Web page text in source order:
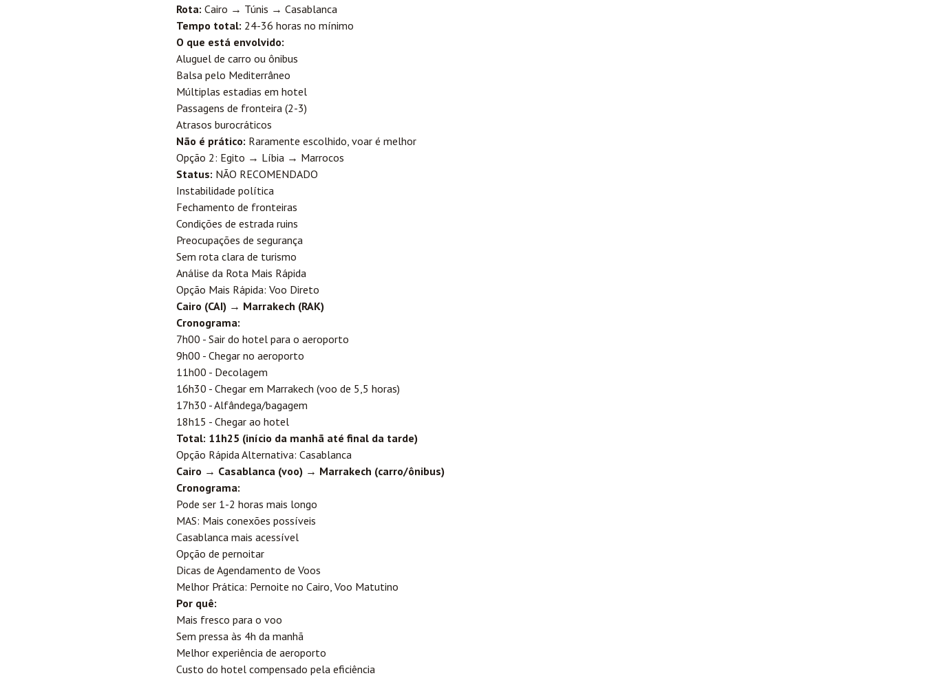
Rota: Cairo → Túnis → Casablanca
Tempo total: 24-36 horas no mínimo
O que está envolvido:
Aluguel de carro ou ônibus
Balsa pelo Mediterrâneo
Múltiplas estadias em hotel
Passagens de fronteira (2-3)
Atrasos burocráticos
Não é prático: Raramente escolhido, voar é melhor
Opção 2: Egito → Líbia → Marrocos
Status: NÃO RECOMENDADO
Instabilidade política
Fechamento de fronteiras
Condições de estrada ruins
Preocupações de segurança
Sem rota clara de turismo
Análise da Rota Mais Rápida
Opção Mais Rápida: Voo Direto
Cairo (CAI) → Marrakech (RAK)
Cronograma:
7h00 - Sair do hotel para o aeroporto
9h00 - Chegar no aeroporto
11h00 - Decolagem
16h30 - Chegar em Marrakech (voo de 5,5 horas)
17h30 - Alfândega/bagagem
18h15 - Chegar ao hotel
Total: 11h25 (início da manhã até final da tarde)
Opção Rápida Alternativa: Casablanca
Cairo → Casablanca (voo) → Marrakech (carro/ônibus)
Cronograma:
Pode ser 1-2 horas mais longo
MAS: Mais conexões possíveis
Casablanca mais acessível
Opção de pernoitar
Dicas de Agendamento de Voos
Melhor Prática: Pernoite no Cairo, Voo Matutino
Por quê:
Mais fresco para o voo
Sem pressa às 4h da manhã
Melhor experiência de aeroporto
Custo do hotel compensado pela eficiência